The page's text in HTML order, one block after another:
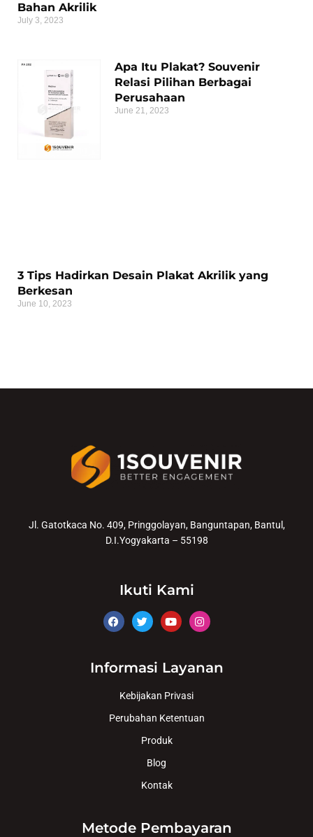
Bahan Akrilik
July 3, 2023
Apa Itu Plakat? Souvenir
Relasi Pilihan Berbagai
Perusahaan
June 21, 2023
3 Tips Hadirkan Desain Plakat Akrilik yang
Berkesan
June 10, 2023
Jl. Gatotkaca No. 409, Pringgolayan, Banguntapan, Bantul,
D.I.Yogyakarta – 55198
Ikuti Kami
Informasi Layanan
Kebijakan Privasi
Perubahan Ketentuan
Produk
Blog
Kontak
Metode Pembayaran